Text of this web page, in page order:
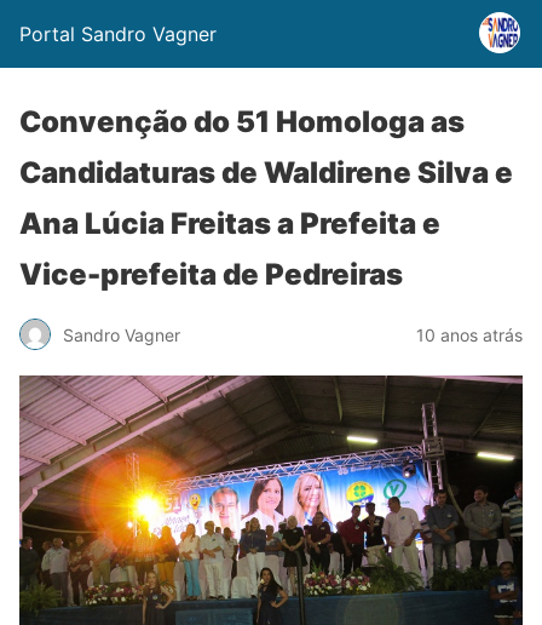
Portal Sandro Vagner
Convenção do 51 Homologa as
Candidaturas de Waldirene Silva e
Ana Lúcia Freitas a Prefeita e
Vice-prefeita de Pedreiras
Sandro Vagner 10 anos atrás